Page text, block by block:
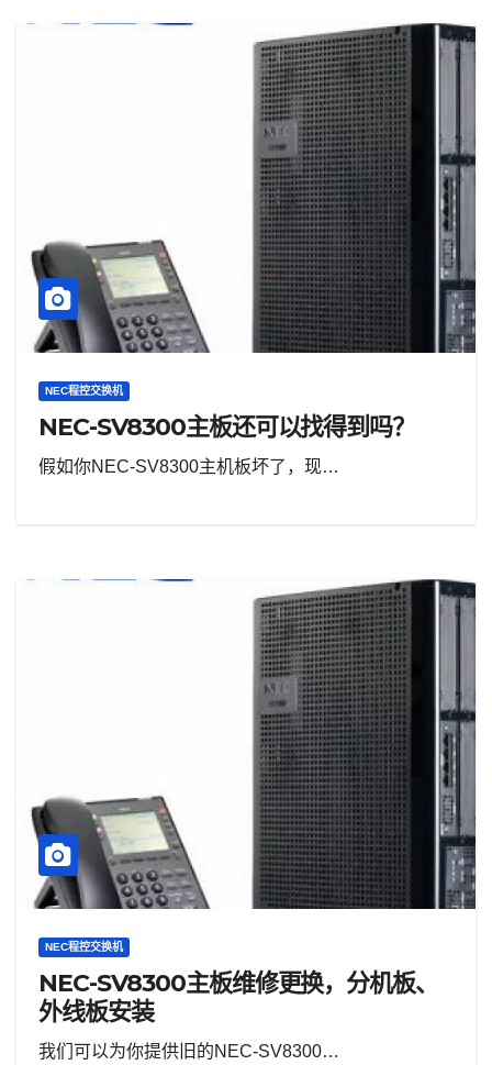
NEC程控交换机
NEC-SV8300主板还可以找得到吗？
假如你NEC-SV8300主机板坏了，现…
NEC程控交换机
NEC-SV8300主板维修更换，分机板、
外线板安装
我们可以为你提供旧的NEC-SV8300…